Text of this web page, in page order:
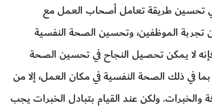
تحسين طريقة تعامل أصحاب العمل مع
الموظفين، وتحسين الصحة النفسية
لا يمكن تحصيل النجاح في تحسين الصحة
بما في ذلك الصحة النفسية في مكان العمل، إلا من
والخبرات. ولكن عند القيام بتبادل الخبرات يجب